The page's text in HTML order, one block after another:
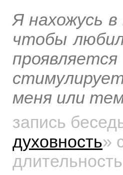
Я нахожусь
чтобы
меня или
запись
духовность»